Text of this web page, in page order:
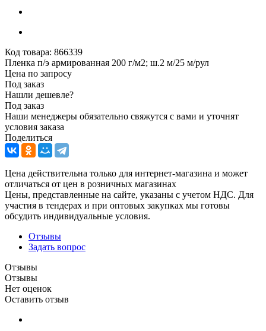
Код товара: 866339
Пленка п/э армированная 200 г/м2; ш.2 м/25 м/рул
Цена по запросу
Под заказ
Нашли дешевле?
Под заказ
Наши менеджеры обязательно свяжутся с вами и уточнят
условия заказа
Поделиться
Цена действительна только для интернет-магазина и может
отличаться от цен в розничных магазинах
Цены, представленные на сайте, указаны с учетом НДС. Для
участия в тендерах и при оптовых закупках мы готовы
обсудить индивидуальные условия.
Отзывы
Задать вопрос
Отзывы
Отзывы
Нет оценок
Оставить отзыв